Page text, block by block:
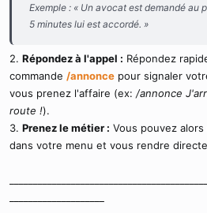
Exemple : « Un avocat est demandé au
5 minutes lui est accordé. »
2. Répondez à l'appel : Répondez
commande /annonce pour signaler
vous prenez l'affaire (ex: /annonce
route !).
3. Prenez le métier : Vous pouvez
dans votre menu et vous rendre